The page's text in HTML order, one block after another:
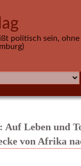
politisch sein, ohne
Leben und
von Afrika